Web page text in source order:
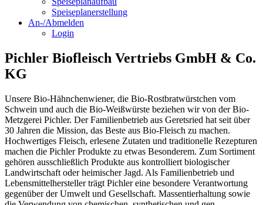
Speiseplanerstellung
An-/Abmelden
Login
Pichler Biofleisch Vertriebs GmbH & Co.
KG
Unsere Bio-Hähnchenwiener, die Bio-Rostbratwürstchen vom
Schwein und auch die Bio-Weißwürste beziehen wir von der Bio-
Metzgerei Pichler. Der Familienbetrieb aus Geretsried hat seit über
30 Jahren die Mission, das Beste aus Bio-Fleisch zu machen.
Hochwertiges Fleisch, erlesene Zutaten und traditionelle Rezepturen
machen die Pichler Produkte zu etwas Besonderem. Zum Sortiment
gehören ausschließlich Produkte aus kontrolliert biologischer
Landwirtschaft oder heimischer Jagd. Als Familienbetrieb und
Lebensmittelhersteller trägt Pichler eine besondere Verantwortung
gegenüber der Umwelt und Gesellschaft. Massentierhaltung sowie